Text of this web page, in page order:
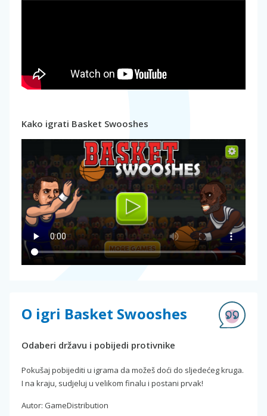
Kako igrati Basket Swooshes
O igri Basket Swooshes
Odaberi državu i pobijedi protivnike
Pokušaj pobijediti u igrama da možeš doći do sljedećeg kruga.
I na kraju, sudjeluj u velikom finalu i postani prvak!
Autor: GameDistribution